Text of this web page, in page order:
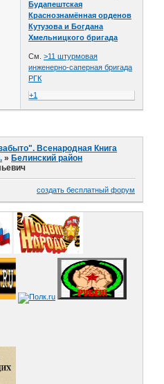
Будапештская
Краснознамённая орденов
Кутузова и Богдана
Хмельницкого бригада
См.>11 штурмовая
инженерно-саперная бригада
РГК
+1
Всенародная Книга
» Белинский район
создать бесплатный форум